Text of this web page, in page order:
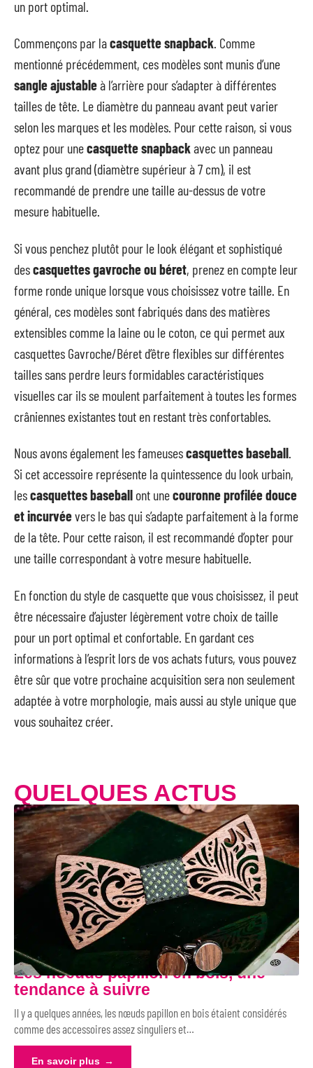
un port optimal.
Commençons par lacasquette snapback. Comme
mentionné précédemment, ces modèles sont munis d’une
sangle ajustableà l’arrière pour s’adapter à différentes
tailles de tête. Le diamètre du panneau avant peut varier
selon les marques et les modèles. Pour cette raison, si vous
optez pour unecasquette snapbackavec un panneau
avant plus grand (diamètre supérieur à 7 cm), il est
recommandé de prendre une taille au-dessus de votre
mesure habituelle.
Si vous penchez plutôt pour le look élégant et sophistiqué
descasquettes gavroche ou béret, prenez en compte leur
forme ronde unique lorsque vous choisissez votre taille. En
général, ces modèles sont fabriqués dans des matières
extensibles comme la laine ou le coton, ce qui permet aux
casquettes Gavroche/Béret d’être flexibles sur différentes
tailles sans perdre leurs formidables caractéristiques
visuelles car ils se moulent parfaitement à toutes les formes
crâniennes existantes tout en restant très confortables.
Nous avons également les fameusescasquettes baseball.
Si cet accessoire représente la quintessence du look urbain,
lescasquettes baseball ont unecouronne profilée douce
et incurvéevers le bas qui s’adapte parfaitement à la forme
de la tête. Pour cette raison, il est recommandé d’opter pour
une taille correspondant à votre mesure habituelle.
En fonction du style de casquette que vous choisissez, il peut
être nécessaire d’ajuster légèrement votre choix de taille
pour un port optimal et confortable. En gardant ces
informations à l’esprit lors de vos achats futurs, vous pouvez
être sûr que votre prochaine acquisition sera non seulement
adaptée à votre morphologie, mais aussi au style unique que
vous souhaitez créer.
QUELQUES ACTUS
Les noeuds papillon en bois, une
tendance à suivre
Il y a quelques années, les nœuds papillon en bois étaient considérés
comme des accessoires assez singuliers et…
En savoir plus